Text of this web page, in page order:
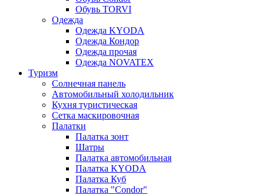
Обувь TORVI
Одежда
Одежда KYODA
Одежда Кондор
Одежда прочая
Одежда NOVATEX
Туризм
Солнечная панель
Автомобильный холодильник
Кухня туристическая
Сетка маскировочная
Палатки
Палатка зонт
Шатры
Палатка автомобильная
Палатка KYODA
Палатка Куб
Палатка "Condor"